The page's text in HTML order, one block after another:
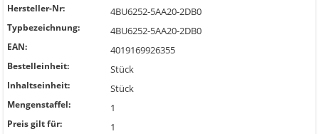
Hersteller-Nr: 4BU6252-5AA20-2DB0
Typbezeichnung: 4BU6252-5AA20-2DB0
EAN: 4019169926355
Bestelleinheit: Stück
Inhaltseinheit: Stück
Mengenstaffel: 1
Preis gilt für: 1